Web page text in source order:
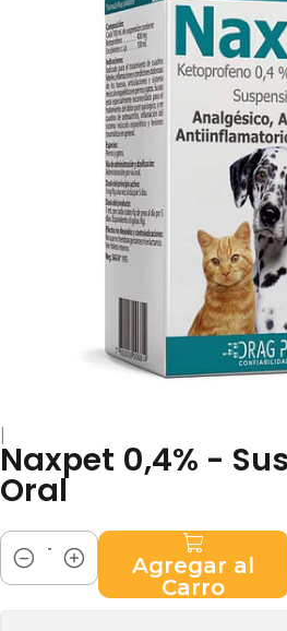
Naxpet 0,4% -
Oral
Cantidad
Agregar al
Carro